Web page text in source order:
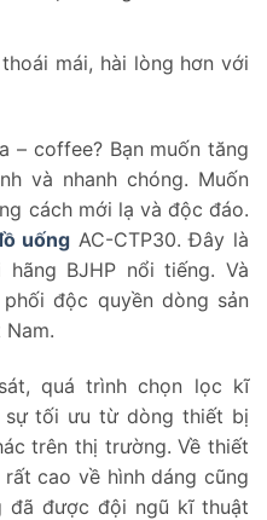
mái, hài lòng hơn với
– coffee? Bạn muốn tăng
và nhanh chóng. Muốn
cách mới lạ và độc đáo.
uống AC-CTP30. Đây là
BJHP nổi tiếng. Và
độc quyền dòng sản
quá trình chọn lọc kĩ
sự tối ưu từ dòng thiết bị
trên thị trường. Về thiết
cao về hình dáng cũng
đã được đội ngũ kĩ thuật